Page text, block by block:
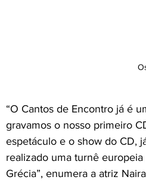
“O Cantos de Encontro já é
gravamos o nosso primeiro
espetáculo e o show do CD,
realizado uma turnê europeia
Grécia”, enumera a atriz